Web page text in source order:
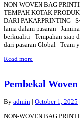
NON-WOVEN BAG
TEMPAH KOTAK
DARI PAKARPRINTING
lama dalam pasaran
berkualiti Tempahan siap
dari pasaran Global Team
Read more
Pembekal Woven
By admin | October 1, 2025 |
NON-WOVEN BAG